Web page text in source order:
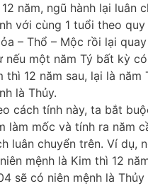
năm, ngũ hành lại luân
với cùng 1 tuổi theo
– Thổ – Mộc rồi lại
nếu một năm Tý bất kỳ
thì 12 năm sau, lại là năm
là Thủy.
cách tính này, ta bắt
làm mốc và tính ra năm
luân chuyển trên. Ví dụ,
mệnh là Kim thì 12
sẽ có niên mệnh là